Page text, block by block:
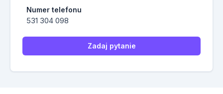
Numer telefonu
531 304 098
Zadaj pytanie